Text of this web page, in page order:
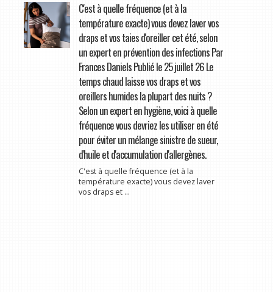
C'est à quelle fréquence (et à la
température exacte) vous devez laver vos
draps et vos taies d'oreiller cet été, selon
un expert en prévention des infections Par
Frances Daniels Publié le 25 juillet 26 Le
temps chaud laisse vos draps et vos
oreillers humides la plupart des nuits ?
Selon un expert en hygiène, voici à quelle
fréquence vous devriez les utiliser en été
pour éviter un mélange sinistre de sueur,
d'huile et d'accumulation d'allergènes.
C'est à quelle fréquence (et à la
température exacte) vous devez laver
vos draps et ...